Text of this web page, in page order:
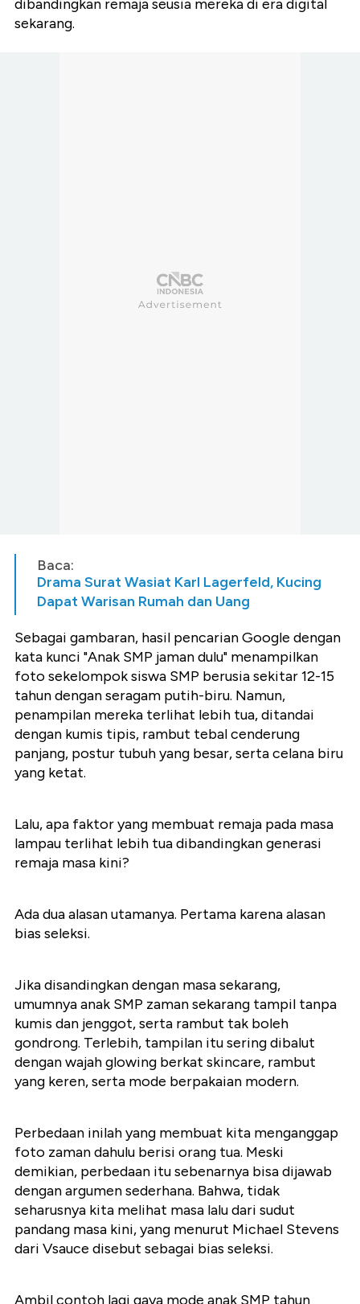
dibandingkan remaja seusia mereka di era digital
sekarang.
Baca:
Drama Surat Wasiat Karl Lagerfeld, Kucing
Dapat Warisan Rumah dan Uang
Sebagai gambaran, hasil pencarian Google dengan
kata kunci "Anak SMP jaman dulu" menampilkan
foto sekelompok siswa SMP berusia sekitar 12-15
tahun dengan seragam putih-biru. Namun,
penampilan mereka terlihat lebih tua, ditandai
dengan kumis tipis, rambut tebal cenderung
panjang, postur tubuh yang besar, serta celana biru
yang ketat.
Lalu, apa faktor yang membuat remaja pada masa
lampau terlihat lebih tua dibandingkan generasi
remaja masa kini?
Ada dua alasan utamanya. Pertama karena alasan
bias seleksi.
Jika disandingkan dengan masa sekarang,
umumnya anak SMP zaman sekarang tampil tanpa
kumis dan jenggot, serta rambut tak boleh
gondrong. Terlebih, tampilan itu sering dibalut
dengan wajah glowing berkat skincare, rambut
yang keren, serta mode berpakaian modern.
Perbedaan inilah yang membuat kita menganggap
foto zaman dahulu berisi orang tua. Meski
demikian, perbedaan itu sebenarnya bisa dijawab
dengan argumen sederhana. Bahwa, tidak
seharusnya kita melihat masa lalu dari sudut
pandang masa kini, yang menurut Michael Stevens
dari Vsauce disebut sebagai bias seleksi.
Ambil contoh lagi gaya mode anak SMP tahun